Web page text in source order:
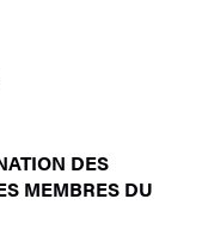
DES
MEMBRES DU